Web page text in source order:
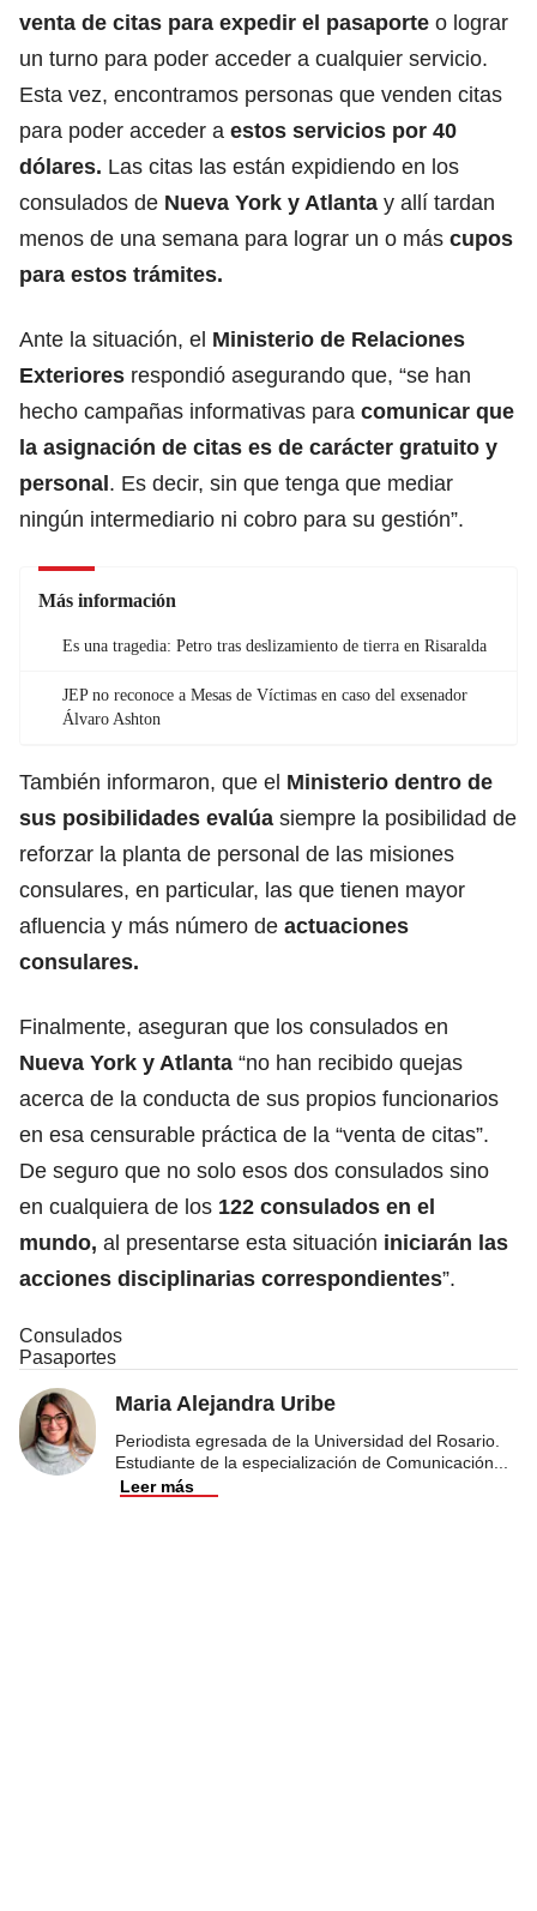
venta de citas para expedir el pasaporte o lograr
un turno para poder acceder a cualquier servicio.
Esta vez, encontramos personas que venden citas
para poder acceder a estos servicios por 40
dólares. Las citas las están expidiendo en los
consulados de Nueva York y Atlanta y allí tardan
menos de una semana para lograr un o más cupos
para estos trámites.
Ante la situación, el Ministerio de Relaciones
Exteriores respondió asegurando que, “se han
hecho campañas informativas para comunicar que
la asignación de citas es de carácter gratuito y
personal. Es decir, sin que tenga que mediar
ningún intermediario ni cobro para su gestión”.
Más información
Es una tragedia: Petro tras deslizamiento de tierra en Risaralda
JEP no reconoce a Mesas de Víctimas en caso del exsenador
Álvaro Ashton
También informaron, que el Ministerio dentro de
sus posibilidades evalúa siempre la posibilidad de
reforzar la planta de personal de las misiones
consulares, en particular, las que tienen mayor
afluencia y más número de actuaciones
consulares.
Finalmente, aseguran que los consulados en
Nueva York y Atlanta “no han recibido quejas
acerca de la conducta de sus propios funcionarios
en esa censurable práctica de la “venta de citas”.
De seguro que no solo esos dos consulados sino
en cualquiera de los 122 consulados en el
mundo, al presentarse esta situación iniciarán las
acciones disciplinarias correspondientes”.
Consulados
Pasaportes
Maria Alejandra Uribe
Periodista egresada de la Universidad del Rosario.
Estudiante de la especialización de Comunicación
Leer más